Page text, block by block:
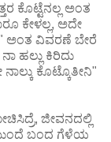
ಕೊಟ್ಟೆನಲ್ಲ ಅಂತ
ಕೇಳಲ್ಲ, ಅದೇ
ಅಂತ ವಿವರಣೆ ಬೇರೆ
ಹಲ್ಲು ಕಿರಿದು
ಕೊಟ್ಕೊತೀನಿ"
ಜೀವನದಲ್ಲಿ
ಮುಂದೆ ಬಂದ ಗೆಳೆಯ